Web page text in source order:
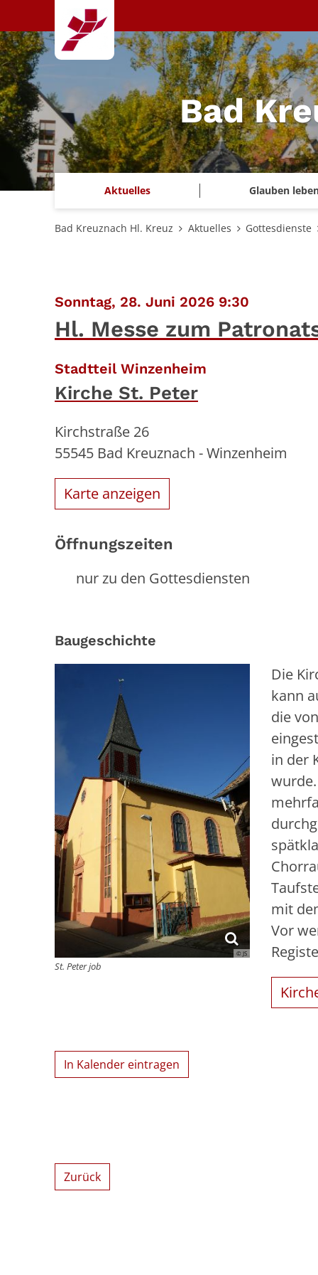
Zum Inhalt springen
Bad
Aktuelles Glauben
Bad Kreuznach Hl. Kreuz Aktuelles Gottesdienste
Sonntag, 28. Juni 2026 9:30
Hl. Messe zum
Stadtteil Winzenheim
Kirche St. Peter
Kirchstraße 26
55545 Bad Kreuznach - Winzenheim
Karte anzeigen
Öffnungszeiten
nur zu den Gottesdiensten
Baugeschichte
© JS
St. Peter job
Die
kann
die
in der
mit
Vor
In Kalender eintragen
Zurück